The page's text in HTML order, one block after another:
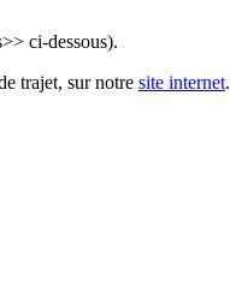
ci-dessous).
trajet, sur notre site internet.